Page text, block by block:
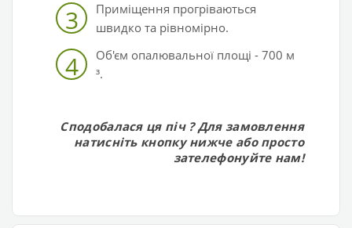
3
Приміщення прогріваються
швидко та рівномірно.
4
Об'єм опалювальної площі - 700 м
³.
Сподобалася ця піч ? Для замовлення
натисніть кнопку нижче або просто
зателефонуйте нам!